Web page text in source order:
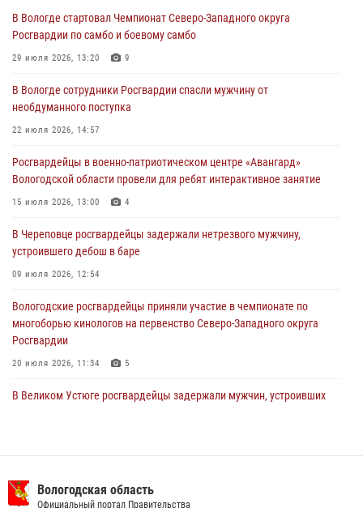
В Вологде определились победители и призеры Чемпионатов
Северо-Западного округа Росгвардии по спортивному и боевому
03 августа 2026, 08:54 1
ЗА МИНУВШУЮ НЕДЕЛЮ СОТРУДНИКАМИ ВНЕВЕДОМСТВЕННОЙ
ПРАВОНАРУШИТЕЛЯ
02 августа 2026, 10:37
нарушителя на питбайке
31 июля 2026, 06:43
В Вологде стартовал Чемпионат Северо-Западного округа
Росгвардии по самбо и боевому самбо
29 июля 2026, 13:20 9
В Вологде сотрудники Росгвардии спасли мужчину от
необдуманного поступка
22 июля 2026, 14:57
Росгвардейцы в военно-патриотическом центре «Авангард»
Вологодской области провели для ребят интерактивное занятие
15 июля 2026, 13:00 4
В Череповце росгвардейцы задержали нетрезвого мужчину,
устроившего дебош в баре
09 июля 2026, 12:54
Вологодские росгвардейцы приняли участие в чемпионате по
многоборью кинологов на первенство Северо-Западного округа
Росгвардии
20 июля 2026, 11:34 5
В Великом Устюге росгвардейцы задержали мужчин, устроивших
задержали сотрудники вневедомственной охраны Росгвардии за
минувшую неделю
Вологодская область
Официальный портал Правительства